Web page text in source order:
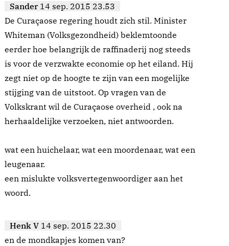
Sander 14 sep. 2015 23.53
De Curaçaose regering houdt zich stil. Minister
Whiteman (Volksgezondheid) beklemtoonde
eerder hoe belangrijk de raffinaderij nog steeds
is voor de verzwakte economie op het eiland. Hij
zegt niet op de hoogte te zijn van een mogelijke
stijging van de uitstoot. Op vragen van de
Volkskrant wil de Curaçaose overheid , ook na
herhaaldelijke verzoeken, niet antwoorden.
wat een huichelaar, wat een moordenaar, wat een
leugenaar.
een mislukte volksvertegenwoordiger aan het
woord.
Henk V 14 sep. 2015 22.30
en de mondkapjes komen van?